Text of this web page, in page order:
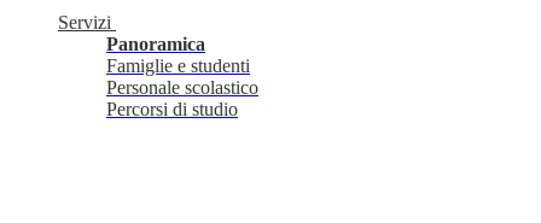
Servizi
Panoramica
Famiglie e studenti
Personale scolastico
Percorsi di studio